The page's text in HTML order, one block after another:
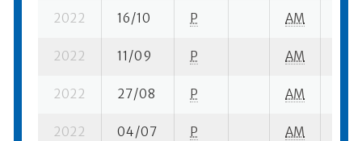
2022 16/10 P AM
2022 11/09 P AM
2022 27/08 P AM
2022 04/07 P AM